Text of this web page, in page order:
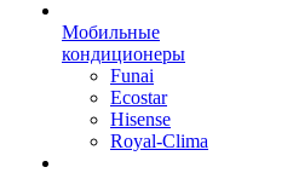
Мобильные
кондиционеры
Funai
Ecostar
Hisense
Royal-Clima